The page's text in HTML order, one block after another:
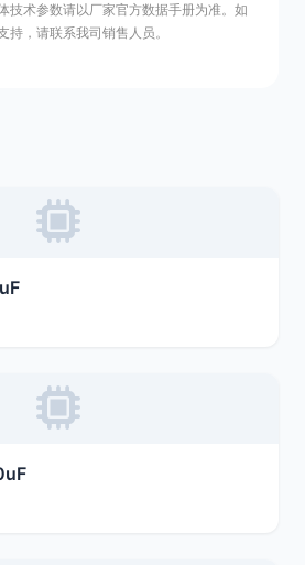
技术参数请以厂家官方数据手册为准。如
持，请联系我司销售人员。